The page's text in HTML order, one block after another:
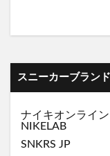
スニーカーブラン
ナイキオンライ
NIKELAB
SNKRS JP